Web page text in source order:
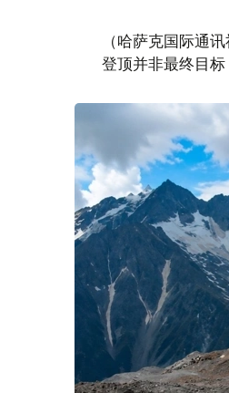
（哈萨克国际通
登顶并非最终目标